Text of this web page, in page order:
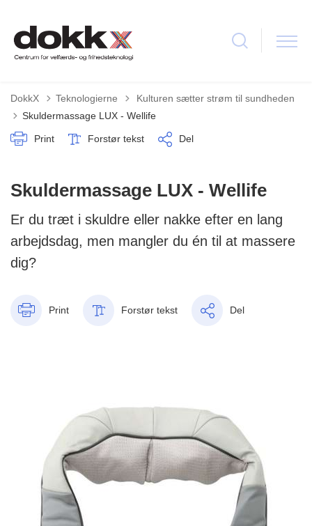
DokkX Teknologierne Tilbage til
Kulturen sætter strøm til sundheden
Skuldermassage LUX - Wellife
Print Forstør tekst Del
Skuldermassage LUX - Wellife
Er du træt i skuldre eller nakke efter en lang
arbejdsdag, men mangler du én til at massere
dig?
Print Forstør tekst Del